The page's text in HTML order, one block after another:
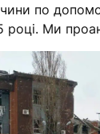
по
році. Ми
частин, так